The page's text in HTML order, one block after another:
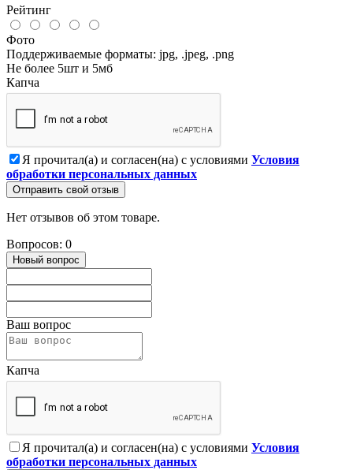
Рейтинг
Фото
Поддерживаемые форматы: jpg, .jpeg, .png
Не более 5шт и 5мб
Капча
Я прочитал(а) и согласен(на) с условиями Условия
обработки персональных данных
Отправить свой отзыв
Нет отзывов об этом товаре.
Вопросов: 0
Новый вопрос
Ваш вопрос
Капча
Я прочитал(а) и согласен(на) с условиями Условия
обработки персональных данных